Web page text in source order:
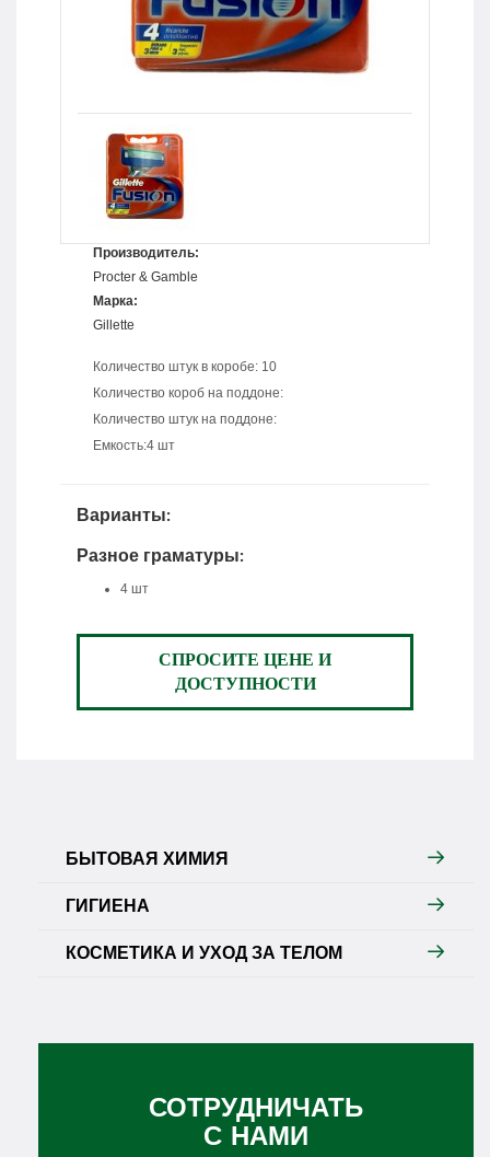
Производитель:
Procter & Gamble
Марка:
Gillette
Количество штук в коробе: 10
Количество короб на поддоне:
Количество штук на поддоне:
Емкость:4 шт
Варианты:
Разное граматуры:
4 шт
СПРОСИТЕ ЦЕНЕ И
ДОСТУПНОСТИ
БЫТОВАЯ ХИМИЯ
ГИГИЕНА
КОСМЕТИКА И УХОД ЗА ТЕЛОМ
СОТРУДНИЧАТЬ
С НАМИ